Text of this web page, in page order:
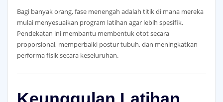
Bagi banyak orang, fase menengah adalah titik di mana mereka
mulai menyesuaikan program latihan agar lebih spesifik.
Pendekatan ini membantu membentuk otot secara
proporsional, memperbaiki postur tubuh, dan meningkatkan
performa fisik secara keseluruhan.